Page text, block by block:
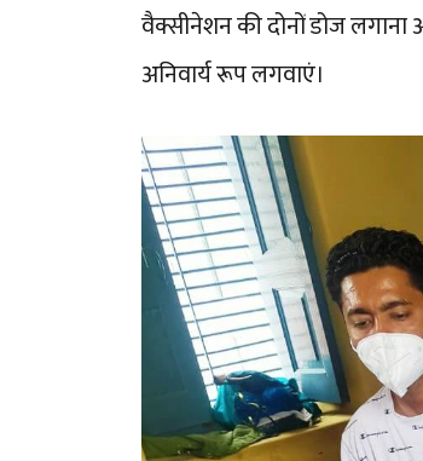
वैक्सीनेशन की दोनों डोज लगाना
अनिवार्य रूप लगवाएं।